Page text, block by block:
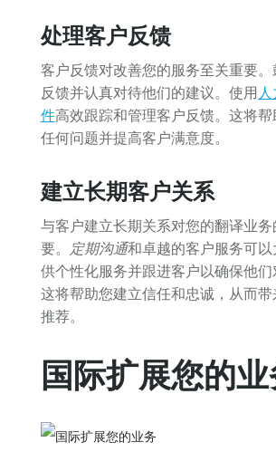
处理客户反馈
客户反馈对改善您的服务至关重要
反馈并认真对待他们的建议。使用
件高效跟踪和管理客户反馈。这将
任何问题并提高客户满意度。
建立长期客户关系
与客户建立长期关系对您的翻译业
要。 定期沟通和卓越的客户服务可
供个性化服务并跟进客户以确保他们
这将帮助您建立信任和忠诚，从而
推荐。
国际扩展您的